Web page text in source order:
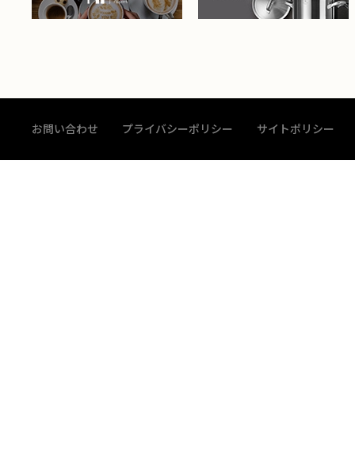
お問い合わせ プライバシーポリシー サイトポリシー